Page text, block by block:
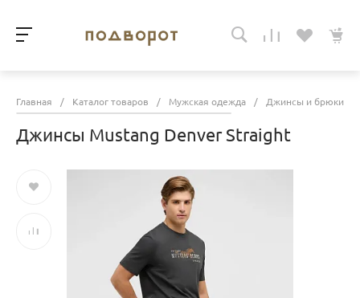
Главная / Каталог товаров / Мужская одежда / Джинсы и брюки
Джинсы Mustang Denver Straight